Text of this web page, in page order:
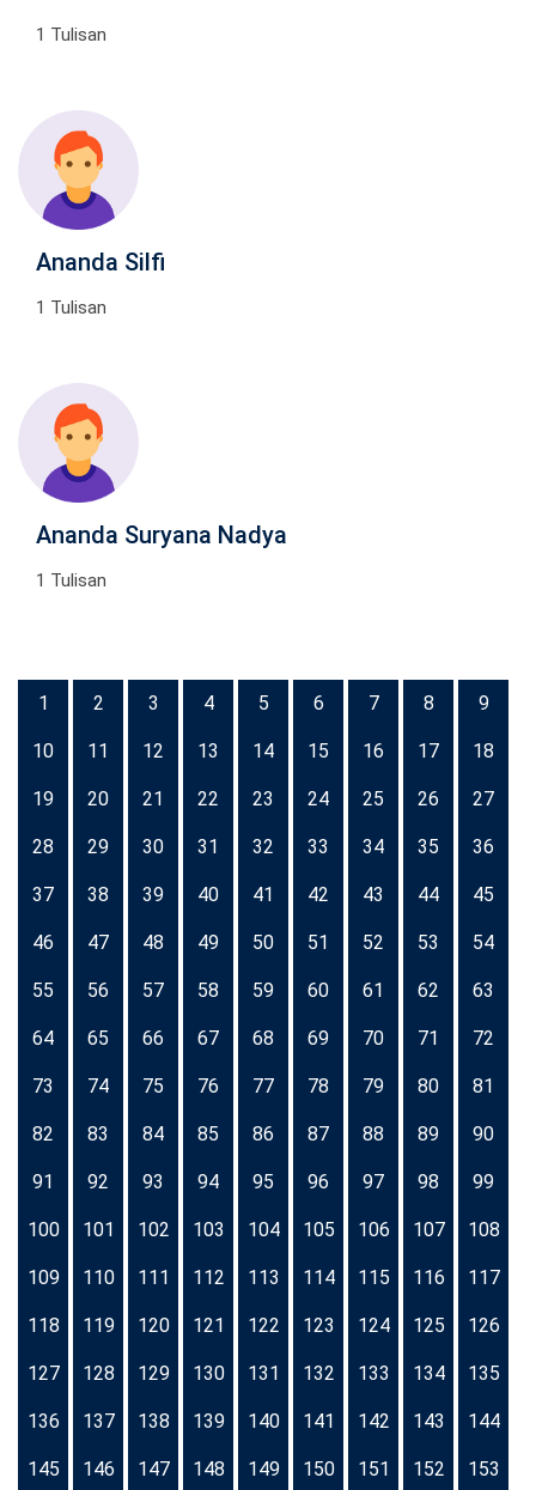
1 Tulisan
Ananda Silfi
1 Tulisan
Ananda Suryana Nadya
1 Tulisan
1 2 3 4 5 6 7 8 9
10 11 12 13 14 15 16 17 18
19 20 21 22 23 24 25 26 27
28 29 30 31 32 33 34 35 36
37 38 39 40 41 42 43 44 45
46 47 48 49 50 51 52 53 54
55 56 57 58 59 60 61 62 63
64 65 66 67 68 69 70 71 72
73 74 75 76 77 78 79 80 81
82 83 84 85 86 87 88 89 90
91 92 93 94 95 96 97 98 99
100 101 102 103 104 105 106 107 108
109 110 111 112 113 114 115 116 117
118 119 120 121 122 123 124 125 126
127 128 129 130 131 132 133 134 135
136 137 138 139 140 141 142 143 144
145 146 147 148 149 150 151 152 153